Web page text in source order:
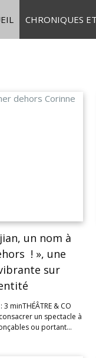
CHRONIQUES
un nom à
! », une
sur
minTHÉÂTRE & CO
un spectacle à
ou portant…